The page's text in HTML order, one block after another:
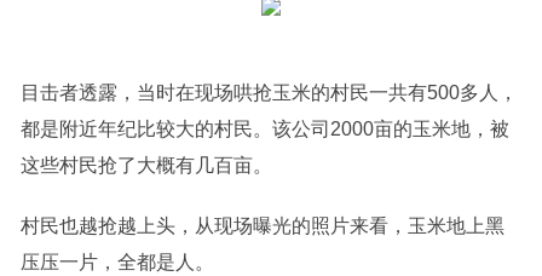
目击者透露，当时在现场哄抢玉米的村民一共有500多人，
都是附近年纪比较大的村民。该公司2000亩的玉米地，被
这些村民抢了大概有几百亩。
村民也越抢越上头，从现场曝光的照片来看，玉米地上黑
压压一片，全都是人。